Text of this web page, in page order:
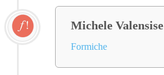
Michele Valensise
Formiche